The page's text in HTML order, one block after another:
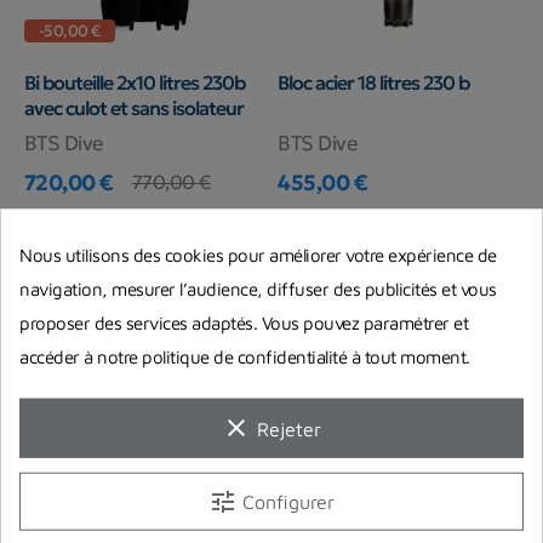
-50,00 €
Bi bouteille 2x10 litres 230b
avec culot et sans isolateur
BTS Dive
Prix
720,00 €
Prix de base
770,00 €
Bloc acier 18 litres 230 b
BTS Dive
Prix
455,00 €
Nous utilisons des cookies pour améliorer votre expérience de
navigation, mesurer l’audience, diffuser des publicités et vous
proposer des services adaptés. Vous pouvez paramétrer et
accéder à notre politique de confidentialité à tout moment.
clear Rejeter
tune Configurer